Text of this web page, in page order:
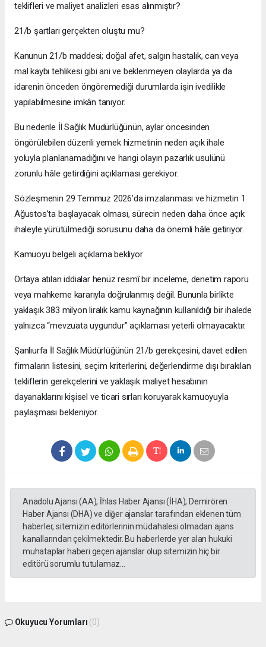
teklifleri ve maliyet analizleri esas alınmıştır?
21/b şartları gerçekten oluştu mu?
Kanunun 21/b maddesi; doğal afet, salgın hastalık, can veya
mal kaybı tehlikesi gibi ani ve beklenmeyen olaylarda ya da
idarenin önceden öngöremediği durumlarda işin ivedilikle
yapılabilmesine imkân tanıyor.
Bu nedenle İl Sağlık Müdürlüğünün, aylar öncesinden
öngörülebilen düzenli yemek hizmetinin neden açık ihale
yoluyla planlanamadığını ve hangi olayın pazarlık usulünü
zorunlu hâle getirdiğini açıklaması gerekiyor.
Sözleşmenin 29 Temmuz 2026’da imzalanması ve hizmetin 1
Ağustos’ta başlayacak olması, sürecin neden daha önce açık
ihaleyle yürütülmediği sorusunu daha da önemli hâle getiriyor.
Kamuoyu belgeli açıklama bekliyor
Ortaya atılan iddialar henüz resmî bir inceleme, denetim raporu
veya mahkeme kararıyla doğrulanmış değil. Bununla birlikte
yaklaşık 383 milyon liralık kamu kaynağının kullanıldığı bir ihalede
yalnızca “mevzuata uygundur” açıklaması yeterli olmayacaktır.
Şanlıurfa İl Sağlık Müdürlüğünün 21/b gerekçesini, davet edilen
firmaların listesini, seçim kriterlerini, değerlendirme dışı bırakılan
tekliflerin gerekçelerini ve yaklaşık maliyet hesabının
dayanaklarını kişisel ve ticari sırları koruyarak kamuoyuyla
paylaşması bekleniyor.
Anadolu Ajansı (AA), İhlas Haber Ajansı (İHA), Demirören
Haber Ajansı (DHA) ve diğer ajanslar tarafından eklenen tüm
haberler, sitemizin editörlerinin müdahalesi olmadan ajans
kanallarından çekilmektedir. Bu haberlerde yer alan hukuki
muhataplar haberi geçen ajanslar olup sitemizin hiç bir
editörü sorumlu tutulamaz...
Okuyucu Yorumları (0)